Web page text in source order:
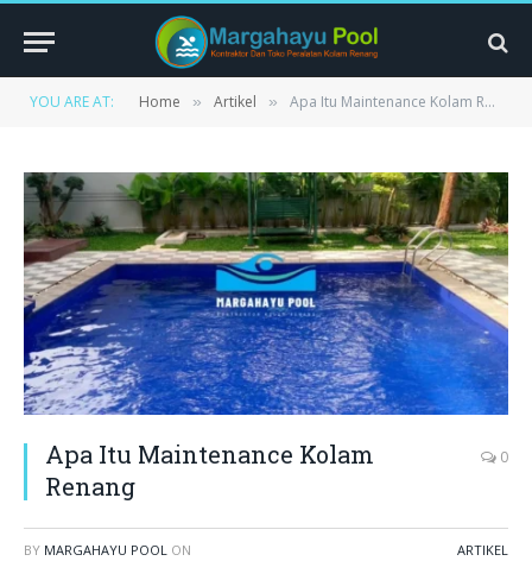
YOU ARE AT: Home » Artikel » Apa Itu Maintenance Kolam Renang
Apa Itu Maintenance Kolam
Renang
0
BY MARGAHAYU POOL ON ARTIKEL